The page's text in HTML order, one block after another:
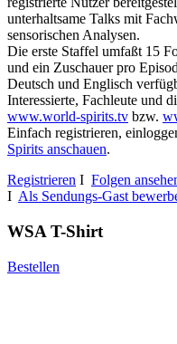
unterhaltsame Talks mit
sensorischen Analysen.
Die erste Staffel umfaßt 15
und ein Zuschauer pro
Deutsch und Englisch
Interessierte, Fachleute und
www.world-spirits.tv bzw.
Einfach registrieren,
Spirits anschauen.
Registrieren I Folgen
I Als Sendungs-Gast
WSA T-Shirt
Bestellen